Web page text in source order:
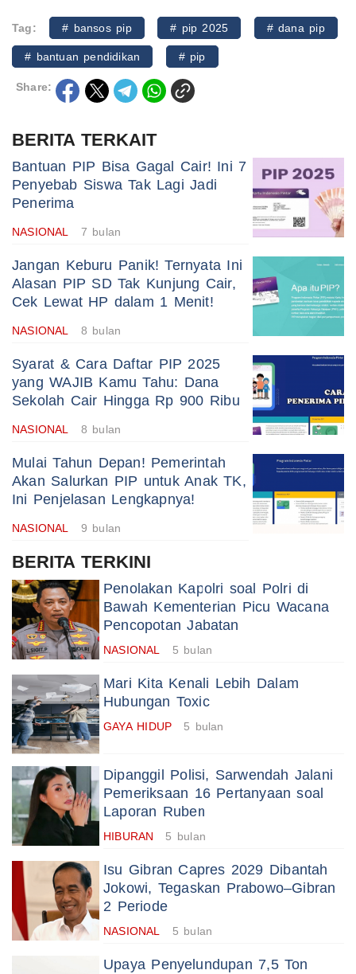
Tag: # bansos pip # pip 2025 # dana pip
# bantuan pendidikan # pip
Share:
BERITA TERKAIT
Bantuan PIP Bisa Gagal Cair! Ini 7
Penyebab Siswa Tak Lagi Jadi
Penerima
NASIONAL 7 bulan
Jangan Keburu Panik! Ternyata Ini
Alasan PIP SD Tak Kunjung Cair,
Cek Lewat HP dalam 1 Menit!
NASIONAL 8 bulan
Syarat & Cara Daftar PIP 2025
yang WAJIB Kamu Tahu: Dana
Sekolah Cair Hingga Rp 900 Ribu
NASIONAL 8 bulan
Mulai Tahun Depan! Pemerintah
Akan Salurkan PIP untuk Anak TK,
Ini Penjelasan Lengkapnya!
NASIONAL 9 bulan
BERITA TERKINI
Penolakan Kapolri soal Polri di
Bawah Kementerian Picu Wacana
Pencopotan Jabatan
NASIONAL 5 bulan
Mari Kita Kenali Lebih Dalam
Hubungan Toxic
GAYA HIDUP 5 bulan
Dipanggil Polisi, Sarwendah Jalani
Pemeriksaan 16 Pertanyaan soal
Laporan Ruben
HIBURAN 5 bulan
Isu Gibran Capres 2029 Dibantah
Jokowi, Tegaskan Prabowo–Gibran
2 Periode
NASIONAL 5 bulan
Upaya Penyelundupan 7,5 Ton